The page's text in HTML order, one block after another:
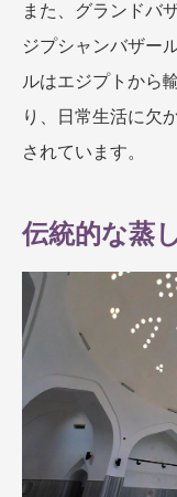
また、グランドバ
ジプシャンバザー
ルはエジプトから
り、日常生活に欠
されています。
伝統的な蒸